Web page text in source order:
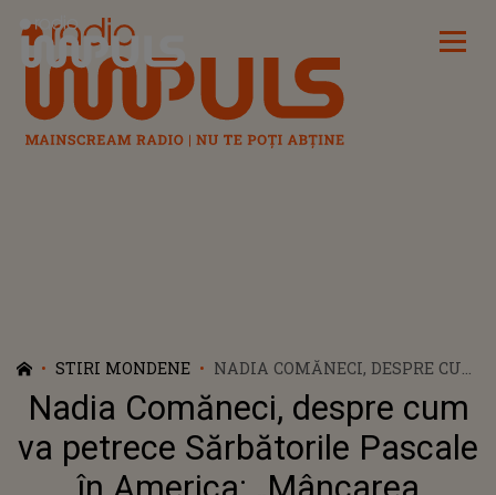
Radio Impuls
STIRI MONDENE
NADIA COMĂNECI, DESPRE CUM
VA PETRECE SĂRBĂTORILE
PASCALE ÎN AMERICA:
„MÂNCAREA TRADIȚIONALĂ SE
COMBINĂ”
Nadia Comăneci, despre cum
va petrece Sărbătorile Pascale